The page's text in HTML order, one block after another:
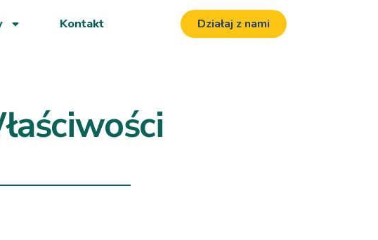
Kontakt Działaj z nami